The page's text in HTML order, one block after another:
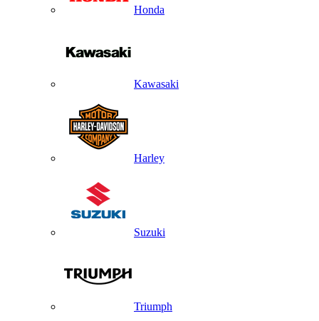
Honda
Kawasaki
Harley
Suzuki
Triumph